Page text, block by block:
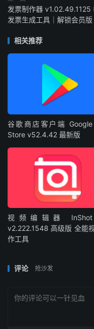
发票制作器 v1.02.49.1125
发票生成工具｜解锁会员版
相关推荐
谷歌商店客户端 Google
Store v52.4.42 最新版
视频编辑器 InShot
v2.222.1548 高级版 全能
作工具
评论 抢沙发